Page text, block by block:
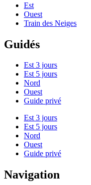
Est
Ouest
Train des Neiges
Guidés
Est 3 jours
Est 5 jours
Nord
Ouest
Guide privé
Est 3 jours
Est 5 jours
Nord
Ouest
Guide privé
Navigation